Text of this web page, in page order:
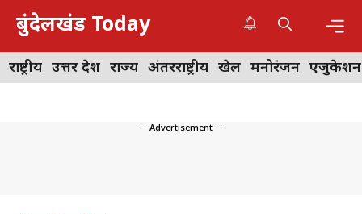
Skip
content
बुंदेलखंड Today
राष्ट्रीय उत्तर प्रदेश राज्य अंतरराष्ट्रीय खेल मनोरंजन एजुकेशन
---Advertisement---